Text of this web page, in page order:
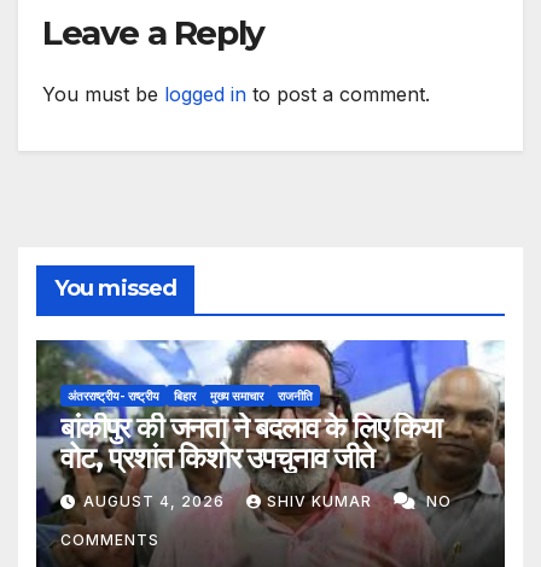
Leave a Reply
You must be logged in to post a comment.
You missed
अंतरराष्ट्रीय- राष्ट्रीय बिहार मुख्य समाचार राजनीति
बांकीपुर की जनता ने बदलाव के लिए किया
वोट, प्रशांत किशोर उपचुनाव जीते
AUGUST 4, 2026 SHIV KUMAR NO
COMMENTS